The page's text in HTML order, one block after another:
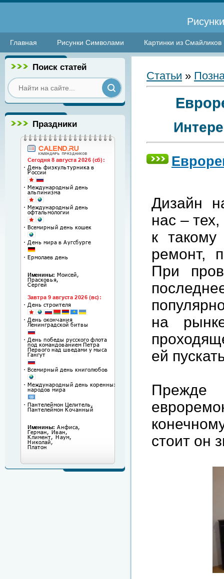
Главная Рисунки Символами Картинки из Смайликов
Поиск статей
Праздники
Статьи »
Дизайн
нас –
к
ремонт,
При
на
ей
Прежде
стоит он